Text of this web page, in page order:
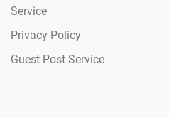
Service
Privacy Policy
Guest Post Service